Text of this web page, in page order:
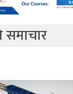
समाचार